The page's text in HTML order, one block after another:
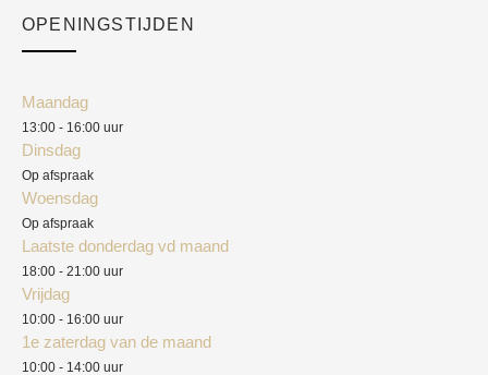
Academy
OPENINGSTIJDEN
Maandag
13:00 - 16:00 uur
Dinsdag
Op afspraak
Woensdag
Op afspraak
Laatste donderdag vd maand
18:00 - 21:00 uur
Vrijdag
10:00 - 16:00 uur
1e zaterdag van de maand
10:00 - 14:00 uur